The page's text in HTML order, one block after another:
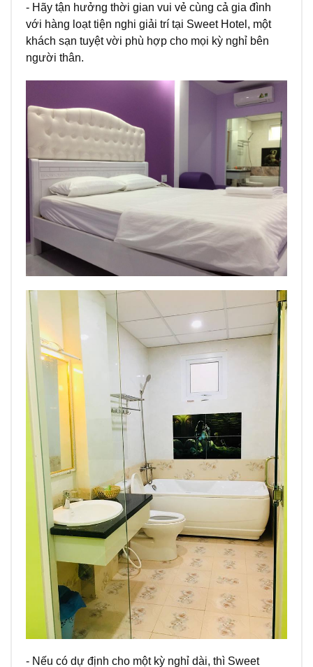
- Hãy tận hưởng thời gian vui vẻ cùng cả gia đình
với hàng loạt tiện nghi giải trí tại Sweet Hotel, một
khách sạn tuyệt vời phù hợp cho mọi kỳ nghỉ bên
người thân.
- Nếu có dự định cho một kỳ nghỉ dài, thì Sweet